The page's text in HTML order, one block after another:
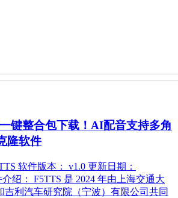
键整合包下载！AI配音支持多角
隆软件
软件版本： v1.0 更新日期：
介绍： F5TTS 是 2024 年由上海交通大
吉利汽车研究院（宁波）有限公司共同